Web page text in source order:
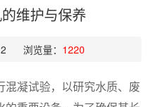
维护与保养
浏览量： 1220
混凝试验，以研究水质、废